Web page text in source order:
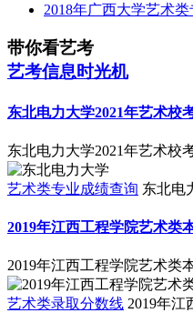
2018年广西大学艺术
带你看艺考
艺考信息时光机
东北电力大学2021年艺术校
东北电力大学2021年艺术校
艺术类专业成绩查询 东北电
2019年江西工程学院艺术类
2019年江西工程学院艺术类
艺术类录取分数线 2019年江